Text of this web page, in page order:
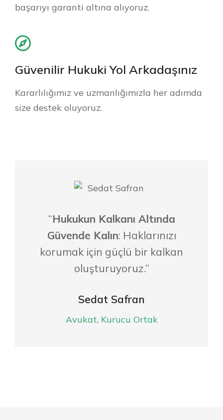
başarıyı garanti altına alıyoruz.
Güvenilir Hukuki Yol Arkadaşınız
Kararlılığımız ve uzmanlığımızla her adımda
size destek oluyoruz.
“Hukukun Kalkanı Altında
Güvende Kalın: Haklarınızı
korumak için güçlü bir kalkan
oluşturuyoruz.”
Sedat Safran
Avukat, Kurucu Ortak